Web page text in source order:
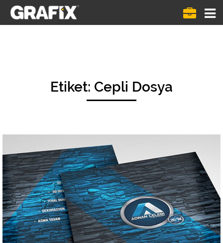
Etiket: Cepli Dosya